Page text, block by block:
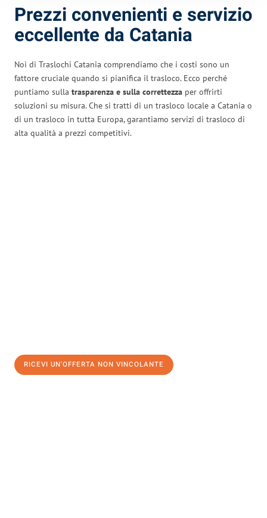
Prezzi convenienti e servizio
eccellente da Catania
Noi di Traslochi Catania comprendiamo che i costi sono un
fattore cruciale quando si pianifica il trasloco. Ecco perché
puntiamo sulla trasparenza e sulla correttezza per offrirti
soluzioni su misura. Che si tratti di un trasloco locale a Catania o
di un trasloco in tutta Europa, garantiamo servizi di trasloco di
alta qualità a prezzi competitivi.
RICEVI UN'OFFERTA NON VINCOLANTE